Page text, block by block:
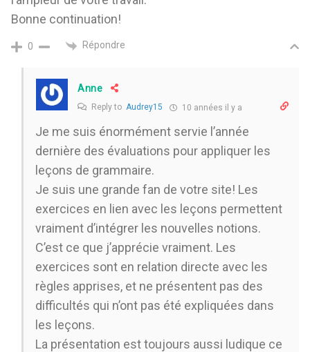
Bonne continuation!
0 Répondre
Anne
Reply to Audrey15 10 années il y a
Je me suis énormément servie l’année
dernière des évaluations pour appliquer les
leçons de grammaire.
Je suis une grande fan de votre site! Les
exercices en lien avec les leçons permettent
vraiment d’intégrer les nouvelles notions.
C’est ce que j’apprécie vraiment. Les
exercices sont en relation directe avec les
règles apprises, et ne présentent pas des
difficultés qui n’ont pas été expliquées dans
les leçons.
La présentation est toujours aussi ludique ce